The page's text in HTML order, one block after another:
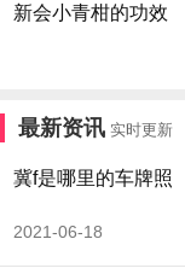
新会小青柑的功效
最新资讯 实时更新
冀f是哪里的车牌照
2021-06-18